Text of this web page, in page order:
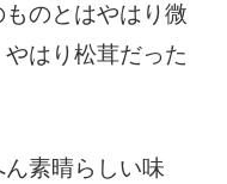
のとはやはり微
はり松茸だった
素晴らしい味